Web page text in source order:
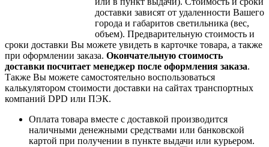
доставки зависят от удаленности Вашего
города и габаритов светильника (вес,
объем). Предварительную стоимость и
сроки доставки Вы можете увидеть в карточке товара, а также
при оформлении заказа. Окончательную стоимость
доставки посчитает менеджер после оформления заказа.
Также Вы можете самостоятельно воспользоваться
калькулятором стоимости доставки на сайтах транспортных
компаний DPD или ПЭК.
Оплата товара вместе с доставкой производится
наличными денежными средствами или банковской
картой при получении в пункте выдачи или курьером.